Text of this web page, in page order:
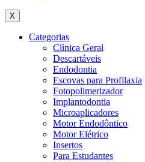
X
Categorias
Clínica Geral
Descartáveis
Endodontia
Escovas para Profilaxia
Fotopolimerizador
Implantodontia
Microaplicadores
Motor Endodôntico
Motor Elétrico
Insertos
Para Estudantes